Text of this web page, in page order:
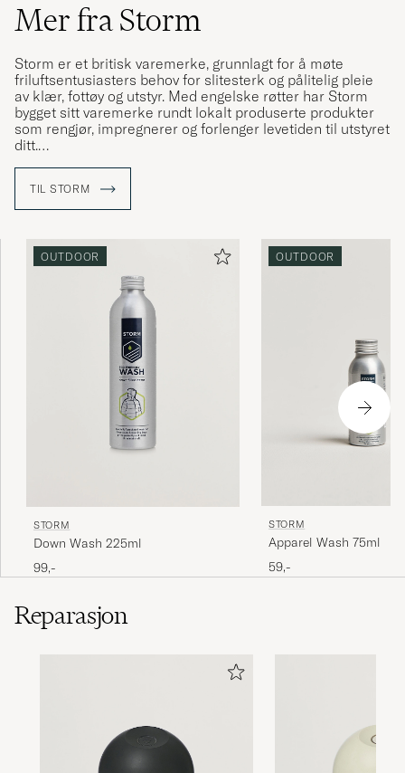
Mer fra Storm
Storm er et britisk varemerke, grunnlagt for å møte
friluftsentusiasters behov for slitesterk og pålitelig pleie
av klær, fottøy og utstyr. Med engelske røtter har Storm
bygget sitt varemerke rundt lokalt produserte produkter
som rengjør, impregnerer og forlenger levetiden til utstyret
ditt.
pleie maksimerer både levetiden og ytelsen til
friluftsutstyr. Produktene er også fri for kjemikaliene PFC,
alternativ som beskytter både naturen og opprettholder
materialenes funksjonelle egenskaper.
TIL STORM
OUTDOOR
STORM
Down Wash 225ml
99,-
OUTDOOR
STORM
Apparel Wash 75ml
59,-
Reparasjon